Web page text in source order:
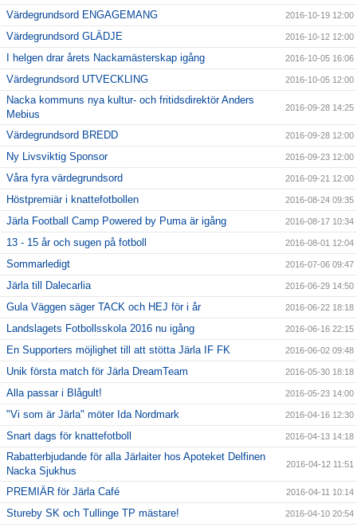
Värdegrundsord ENGAGEMANG 2016-10-19 12:00
Värdegrundsord GLÄDJE 2016-10-12 12:00
I helgen drar årets Nackamästerskap igång 2016-10-05 16:06
Värdegrundsord UTVECKLING 2016-10-05 12:00
Nacka kommuns nya kultur- och fritidsdirektör Anders
Mebius
2016-09-28 14:25
Värdegrundsord BREDD 2016-09-28 12:00
Ny Livsviktig Sponsor 2016-09-23 12:00
Våra fyra värdegrundsord 2016-09-21 12:00
Höstpremiär i knattefotbollen 2016-08-24 09:35
Järla Football Camp Powered by Puma är igång 2016-08-17 10:34
13 - 15 år och sugen på fotboll 2016-08-01 12:04
Sommarledigt 2016-07-06 09:47
Järla till Dalecarlia 2016-06-29 14:50
Gula Väggen säger TACK och HEJ för i år 2016-06-22 18:18
Landslagets Fotbollsskola 2016 nu igång 2016-06-16 22:15
En Supporters möjlighet till att stötta Järla IF FK 2016-06-02 09:48
Unik första match för Järla DreamTeam 2016-05-30 18:18
Alla passar i Blågult! 2016-05-23 14:00
"Vi som är Järla" möter Ida Nordmark 2016-04-16 12:30
Snart dags för knattefotboll 2016-04-13 14:18
Rabatterbjudande för alla Järlaiter hos Apoteket Delfinen
Nacka Sjukhus
2016-04-12 11:51
PREMIÄR för Järla Café 2016-04-11 10:14
Stureby SK och Tullinge TP mästare! 2016-04-10 20:54